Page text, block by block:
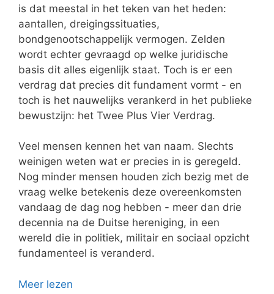
is dat meestal in het teken van het heden:
aantallen, dreigingssituaties,
bondgenootschappelijk vermogen. Zelden
wordt echter gevraagd op welke juridische
basis dit alles eigenlijk staat. Toch is er een
verdrag dat precies dit fundament vormt - en
toch is het nauwelijks verankerd in het publieke
bewustzijn: het Twee Plus Vier Verdrag.
Veel mensen kennen het van naam. Slechts
weinigen weten wat er precies in is geregeld.
Nog minder mensen houden zich bezig met de
vraag welke betekenis deze overeenkomsten
vandaag de dag nog hebben - meer dan drie
decennia na de Duitse hereniging, in een
wereld die in politiek, militair en sociaal opzicht
fundamenteel is veranderd.
Meer lezen